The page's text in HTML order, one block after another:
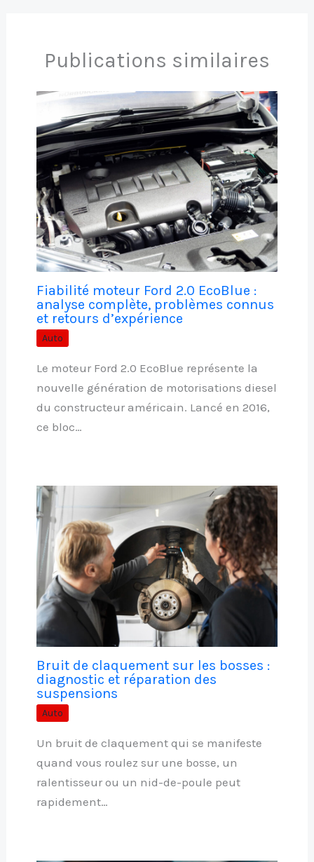
Publications similaires
Fiabilité moteur Ford 2.0 EcoBlue :
analyse complète, problèmes connus
et retours d’expérience
Auto
Le moteur Ford 2.0 EcoBlue représente la
nouvelle génération de motorisations diesel
du constructeur américain. Lancé en 2016,
ce bloc…
Bruit de claquement sur les bosses :
diagnostic et réparation des
suspensions
Auto
Un bruit de claquement qui se manifeste
quand vous roulez sur une bosse, un
ralentisseur ou un nid-de-poule peut
rapidement…